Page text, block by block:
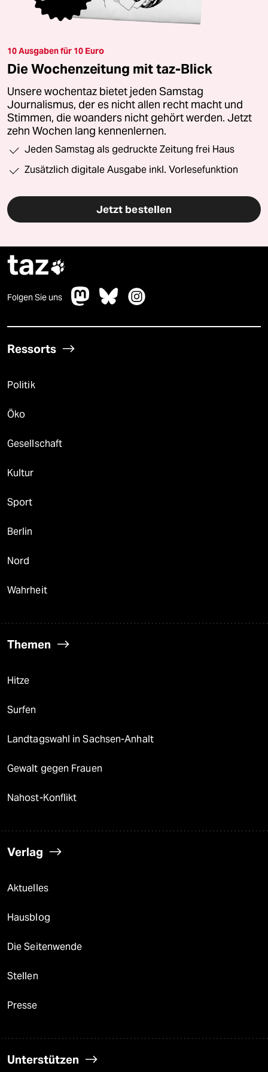
10 Ausgaben für 10 Euro
Die Wochenzeitung mit taz-Blick
Unsere wochentaz bietet jeden Samstag
Journalismus, der es nicht allen recht macht und
Stimmen, die woanders nicht gehört werden. Jetzt
zehn Wochen lang kennenlernen.
Jeden Samstag als gedruckte Zeitung frei Haus
Zusätzlich digitale Ausgabe inkl. Vorlesefunktion
Jetzt bestellen
taz
Folgen Sie uns
Ressorts
Politik
Öko
Gesellschaft
Kultur
Sport
Berlin
Nord
Wahrheit
Themen
Hitze
Surfen
Landtagswahl in Sachsen-Anhalt
Gewalt gegen Frauen
Nahost-Konflikt
Verlag
Aktuelles
Hausblog
Die Seitenwende
Stellen
Presse
Unterstützen